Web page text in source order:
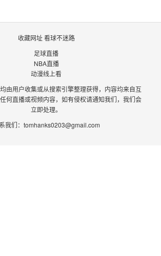
收藏网址 看球不迷路
足球直播
NBA直播
动漫线上看
由用户收集或从搜索引擎整理获得，内容均来自互
何直播或视频内容，如有侵权请通知我们，我们会
立即处理。
我们： tomhanks0203@gmail.com